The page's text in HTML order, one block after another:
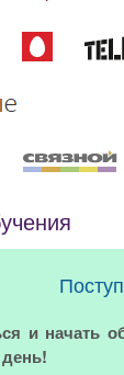
и начать